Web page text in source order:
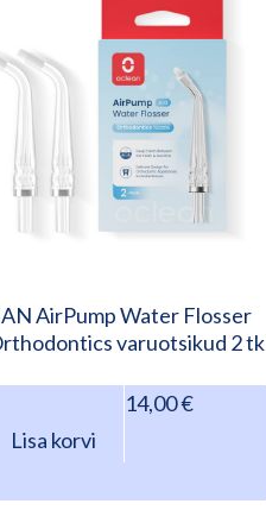
AirPump Water Flosser
varuotsikud 2 tk
Lisa korvi
14,00€